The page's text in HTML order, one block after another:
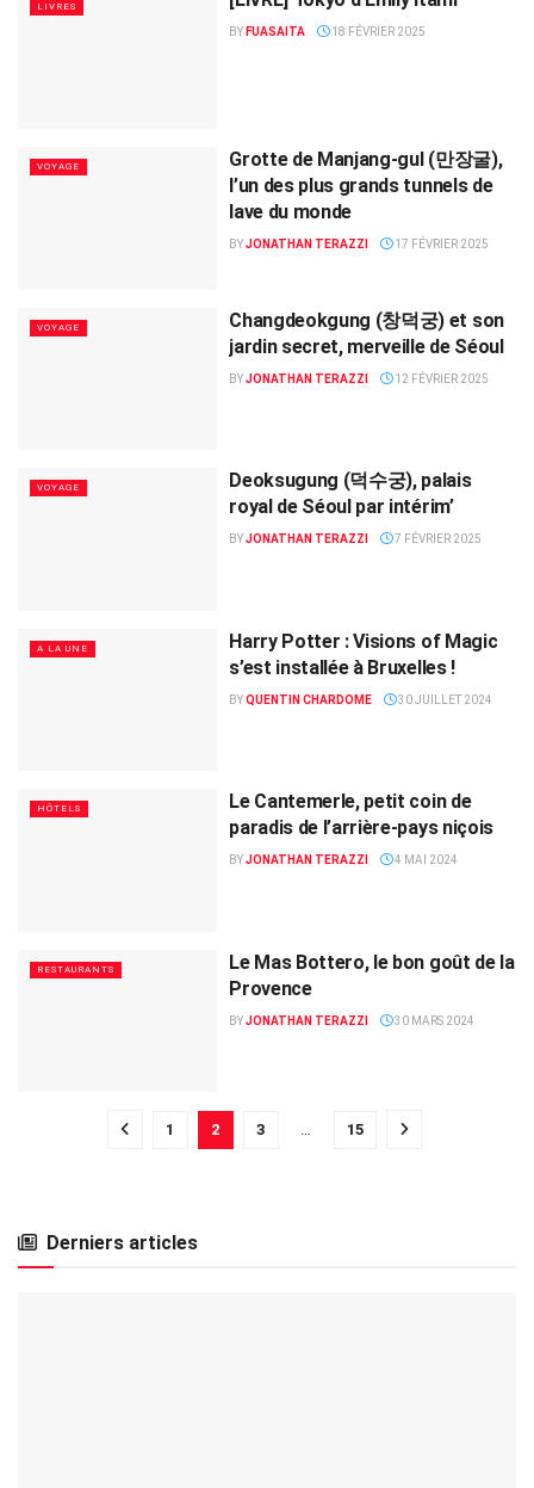
LIVRES
BY FUASAITA 18 FÉVRIER 2025
VOYAGE
Grotte de Manjang-gul (만장굴),
l’un des plus grands tunnels de
lave du monde
BYJONATHAN TERAZZI 17 FÉVRIER 2025
VOYAGE
Changdeokgung (창덕궁) et son
jardin secret, merveille de Séoul
BYJONATHAN TERAZZI 12 FÉVRIER 2025
VOYAGE
Deoksugung (덕수궁), palais
royal de Séoul par intérim’
BYJONATHAN TERAZZI 7 FÉVRIER 2025
A LA UNE
Harry Potter : Visions of Magic
s’est installée à Bruxelles !
BYQUENTIN CHARDOME 30 JUILLET 2024
HÔTELS
Le Cantemerle, petit coin de
paradis de l’arrière-pays niçois
BYJONATHAN TERAZZI 4 MAI 2024
RESTAURANTS
Le Mas Bottero, le bon goût de la
Provence
BYJONATHAN TERAZZI 30 MARS 2024
1 2 3 … 15
Derniers articles